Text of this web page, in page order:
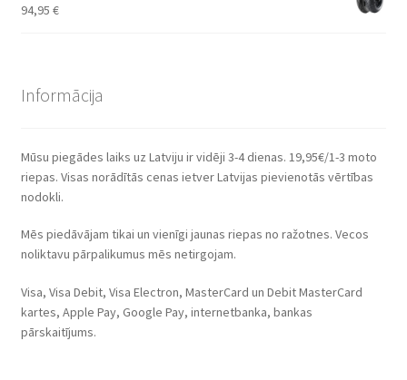
94,95 €
Informācija
Mūsu piegādes laiks uz Latviju ir vidēji 3-4 dienas. 19,95€/1-3 moto
riepas. Visas norādītās cenas ietver Latvijas pievienotās vērtības
nodokli.
Mēs piedāvājam tikai un vienīgi jaunas riepas no ražotnes. Vecos
noliktavu pārpalikumus mēs netirgojam.
Visa, Visa Debit, Visa Electron, MasterCard un Debit MasterCard
kartes, Apple Pay, Google Pay, internetbanka, bankas
pārskaitījums.